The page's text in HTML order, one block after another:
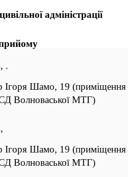
адміністрації
.
Ігоря Шамо, 19
Волноваської МТГ)
Ігоря Шамо, 19
Волноваської МТГ)